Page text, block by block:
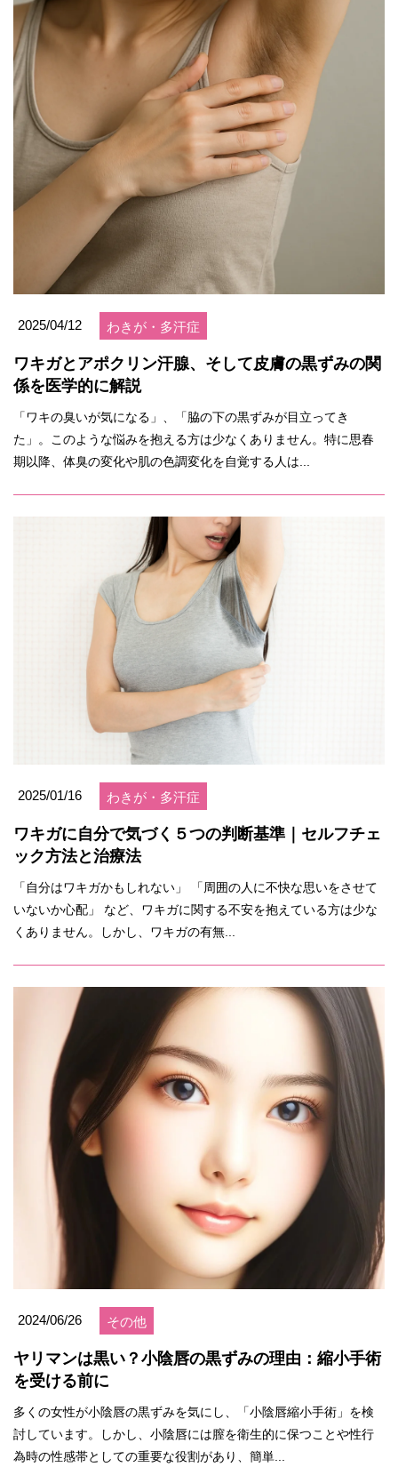
2025/04/12 わきが・多汗症
ワキガとアポクリン汗腺、そして皮膚の黒ずみの関
係を医学的に解説
「ワキの臭いが気になる」、「脇の下の黒ずみが目立ってき
た」。このような悩みを抱える方は少なくありません。特に思春
期以降、体臭の変化や肌の色調変化を自覚する人は...
2025/01/16 わきが・多汗症
ワキガに自分で気づく５つの判断基準｜セルフチェ
ック方法と治療法
「自分はワキガかもしれない」 「周囲の人に不快な思いをさせて
いないか心配」 など、ワキガに関する不安を抱えている方は少な
くありません。しかし、ワキガの有無...
2024/06/26 その他
ヤリマンは黒い？小陰唇の黒ずみの理由：縮小手術
を受ける前に
多くの女性が小陰唇の黒ずみを気にし、「小陰唇縮小手術」を検
討しています。しかし、小陰唇には膣を衛生的に保つことや性行
為時の性感帯としての重要な役割があり、簡単...